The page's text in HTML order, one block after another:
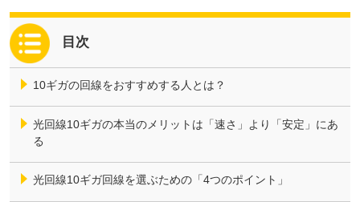
10ギガの回線をおすすめする人とは？
光回線10ギガの本当のメリットは「速さ」より「安定」にあ
る
光回線10ギガ回線を選ぶための「4つのポイント」